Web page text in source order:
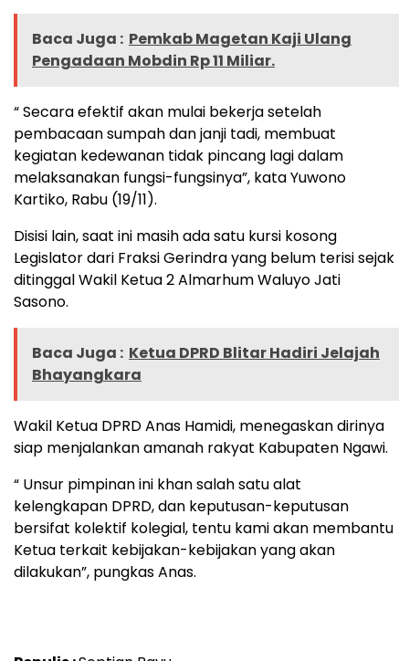
Baca Juga : Pemkab Magetan Kaji Ulang
Pengadaan Mobdin Rp 11 Miliar.
“ Secara efektif akan mulai bekerja setelah
pembacaan sumpah dan janji tadi, membuat
kegiatan kedewanan tidak pincang lagi dalam
melaksanakan fungsi-fungsinya”, kata Yuwono
Kartiko, Rabu (19/11).
Disisi lain, saat ini masih ada satu kursi kosong
Legislator dari Fraksi Gerindra yang belum terisi sejak
ditinggal Wakil Ketua 2 Almarhum Waluyo Jati
Sasono.
Baca Juga : Ketua DPRD Blitar Hadiri Jelajah
Bhayangkara
Wakil Ketua DPRD Anas Hamidi, menegaskan dirinya
siap menjalankan amanah rakyat Kabupaten Ngawi.
“ Unsur pimpinan ini khan salah satu alat
kelengkapan DPRD, dan keputusan-keputusan
bersifat kolektif kolegial, tentu kami akan membantu
Ketua terkait kebijakan-kebijakan yang akan
dilakukan”, pungkas Anas.